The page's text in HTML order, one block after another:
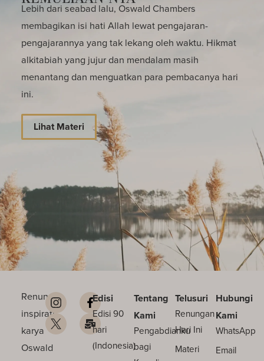
Lebih dari seabad lalu, Oswald Chambers
membagikan isi hati Allah lewat pengajaran-
pengajarannya yang tak lekang oleh waktu. Hikmat
alkitabiah yang jujur dan mendalam masih
menantang dan menguatkan para pembacanya hari
ini.
Lihat Materi
Renungan
inspiratif
karya
Oswald
Edisi
Edisi 90
hari
(Indonesia)
Tentang
Kami
Pengabdianku
bagi
Telusuri
Renungan
Hari Ini
Materi
Hubungi
Kami
WhatsApp
Email